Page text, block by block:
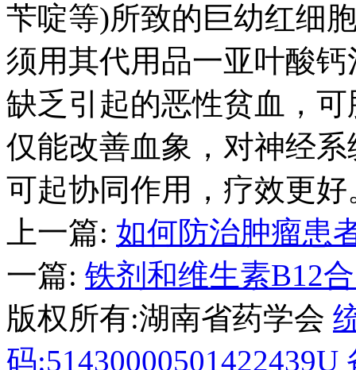
苄啶等)所致的巨幼红细
须用其代用品一亚叶酸
缺乏引起的恶性贫血，
仅能改善血象，对神经
可起协同作用，疗效更好
上一篇: 如何防治肿瘤患
一篇: 铁剂和维生素B12
版权所有:湖南省药学会
码:51430000501422439U